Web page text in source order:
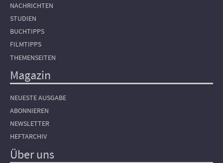
NACHRICHTEN
STUDIEN
BUCHTIPPS
FILMTIPPS
THEMENSEITEN
Magazin
NEUESTE AUSGABE
ABONNIEREN
NEWSLETTER
HEFTARCHIV
Über uns